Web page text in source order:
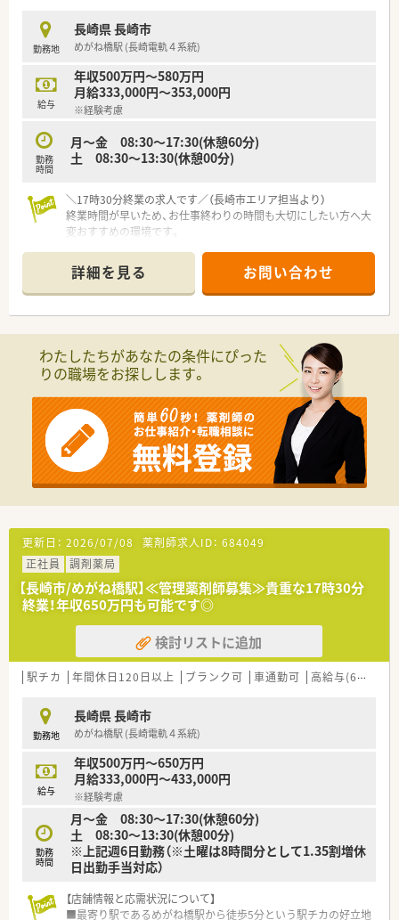
■駅チカで通勤に便利であり、車通勤も可能なためライフスタイ
ルに合わせて選択できます。
■充実した教育制度が整っており、経験の少ない方やブランクが
ある方も安心して働けます。
【勤務実態について】
■19時までの終業で、残業はほぼ発生しないため、プライベート
の時間を確保しやすいです。
■日祝が固定休日で、その他シフトによる週休2日制なので、計
画的に休暇を取得できます。
ながら長く働けます。
勤務地
長崎県 長崎市
めがね橋駅 (長崎電軌４系統)
給与
年収500万円～580万円
月給333,000円～353,000円
※経験考慮
勤務
時間
月～金 08:30～17:30(休憩60分)
土 08:30～13:30(休憩00分)
＼17時30分終業の求人です／（長崎市エリア担当より）
終業時間が早いため、お仕事終わりの時間も大切にしたい方へ大
変おすすめの環境です。
【店舗情報と応需状況について】
■めがね橋駅から徒歩5分の好立地にあり、毎日の通勤負担も少
なく通いやすい環境が整っております。
■薬剤師1名と医療事務2名が在籍し、個人宅3件と施設1件の在
宅業務にも対応して地域医療に貢献しています。
【法人特徴について】
■複数の県にまたがり20店舗以上の調剤薬局をチェーン展開し
ており、地域に根ざした事業を行っております。
■医薬品総合企業を目指し、薬局運営のコンサルティングや共同
仕入れなど業界全体の成長を支援しています。
■現場の意見を尊重する方針を採っており、過度なノルマに追わ
れることなく業務に集中できる社風が特徴です。
長期的にキャリアを築いていくことができます。
【職場環境と雰囲気】
■ノルマや目標によるプレッシャーが少なく、穏やかでコミュニ
ケーションの取りやすい温かな雰囲気が魅力です。
■医療事務スタッフは以前から継続して勤務しており、業務に精
通しているため連携を取りやすい環境にあります。
■意見交換会や各種研修制度を通じて他店舗の従業員とも交流
でき、風通しの良い社風が醸成されております。
■最新の電子薬歴や各種監査機材などを積極的に導入しており、
安心かつ効率的な業務フローを構築しています。
来に向けた資産形成を会社としてサポートします。
■現場で生じた問題に対しては専門の相談室が迅速に対応し、働
きやすい環境づくりに全社で取り組んでおります。
詳細を見る お問い合わせ
わたしたちがあなたの条件にぴった
りの職場をお探しします。
更新日： 2026/07/08 薬剤師求人ID： 684049
正社員
調剤薬局
【長崎市/めがね橋駅】≪管理薬剤師募集≫貴重な17時30分
終業！年収650万円も可能です◎
検討リストに追加
駅チカ 年間休日120日以上 ブランク可 車通勤可 高給与(600万円以上)
勤務地
長崎県 長崎市
めがね橋駅 (長崎電軌４系統)
給与
年収500万円～650万円
月給333,000円～433,000円
※経験考慮
勤務
時間
月～金 08:30～17:30(休憩60分)
土 08:30～13:30(休憩00分)
※上記週6日勤務（※土曜は8時間分として1.35割増休
日出勤手当対応）
【店舗情報と応需状況について】
■最寄り駅であるめがね橋駅から徒歩5分という駅チカの好立地